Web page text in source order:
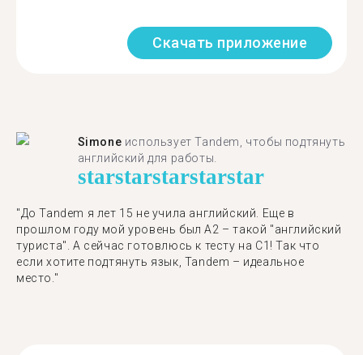
Скачать приложение
Simone использует Tandem, чтобы подтянуть
английский для работы.
starstarstarstarstar
"До Tandem я лет 15 не учила английский. Еще в
прошлом году мой уровень был A2 – такой "английский
туриста". А сейчас готовлюсь к тесту на C1! Так что
если хотите подтянуть язык, Tandem – идеальное
место."